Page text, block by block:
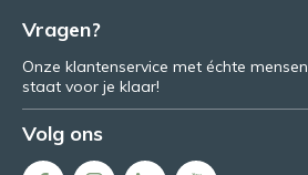
Vragen?
Onze klantenservice met échte mensen
staat voor je klaar!
Volg ons